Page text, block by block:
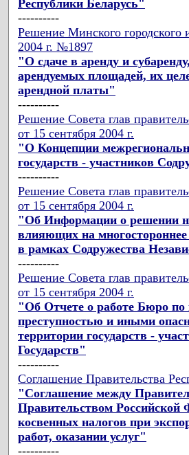
Республики Беларусь"
----------
Решение Минского городского
2004 г. №1897
"О сдаче в аренду и
арендуемых площадей, их
арендной платы"
----------
Решение Совета глав
от 15 сентября 2004 г.
"О Концепции
государств - участников
----------
Решение Совета глав
от 15 сентября 2004 г.
"Об Информации о решении
влияющих на многостороннее
в рамках Содружества
----------
Решение Совета глав
от 15 сентября 2004 г.
"Об Отчете о работе Бюро по
преступностью и иными
территории государств -
Государств"
----------
Соглашение Правительства
"Соглашение между
Правительством Российской
косвенных налогов при
работ, оказании услуг"
----------